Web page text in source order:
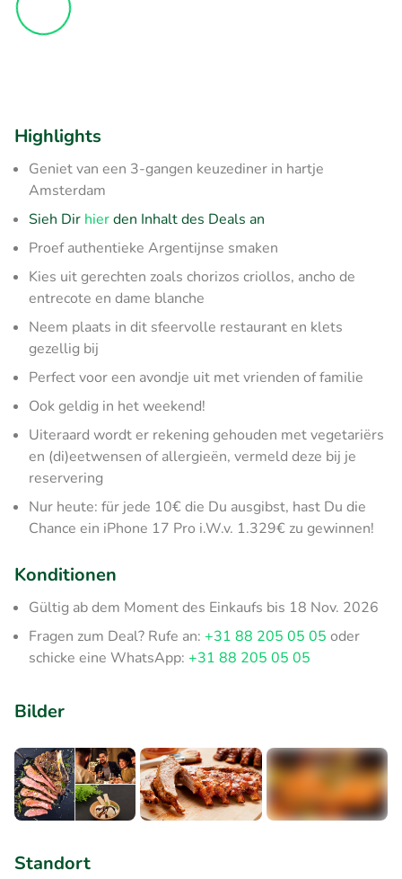
Highlights
Geniet van een 3-gangen keuzediner in hartje
Amsterdam
Sieh Dir hierden Inhalt des Deals an
Proef authentieke Argentijnse smaken
Kies uit gerechten zoals chorizos criollos, ancho de
entrecote en dame blanche
Neem plaats in dit sfeervolle restaurant en klets
gezellig bij
Perfect voor een avondje uit met vrienden of familie
Ook geldig in het weekend!
Uiteraard wordt er rekening gehouden met vegetariërs
en (di)eetwensen of allergieën, vermeld deze bij je
reservering
Nur heute: für jede 10€ die Du ausgibst, hast Du die
Chance ein iPhone 17 Pro i.W.v. 1.329€ zu gewinnen!
Konditionen
Gültig ab dem Moment des Einkaufs bis 18 Nov. 2026
Fragen zum Deal? Rufe an: +31 88 205 05 05 oder
schicke eine WhatsApp: +31 88 205 05 05
Bilder
Standort